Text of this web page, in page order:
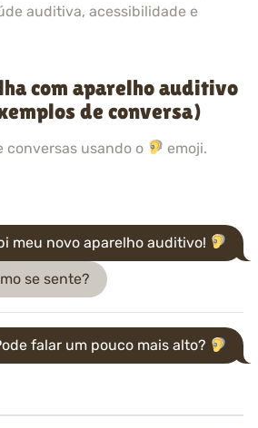
auditiva, acessibilidade e
com aparelho auditivo
de conversa)
conversas usando o emoji.
meu novo aparelho auditivo!
se sente?
falar um pouco mais alto?